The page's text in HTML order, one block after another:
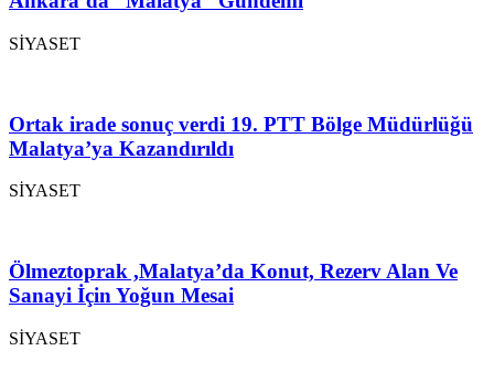
SİYASET
Ortak irade sonuç verdi 19. PTT Bölge Müdürlüğü
Malatya’ya Kazandırıldı
SİYASET
Ölmeztoprak ,Malatya’da Konut, Rezerv Alan Ve
Sanayi İçin Yoğun Mesai
SİYASET